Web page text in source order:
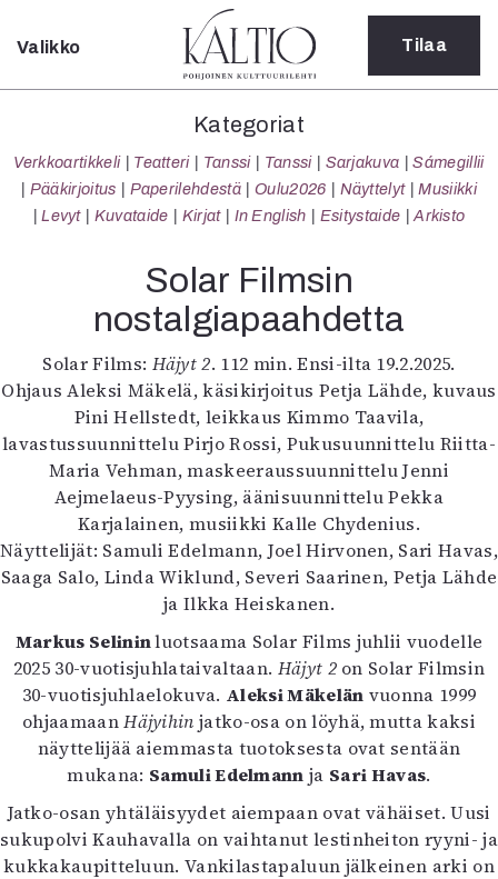
Sulje
Kategoriat
Verkkoartikkeli
Teatteri
Tanssi
Sarjakuva
Sámegillii
Pääkirjoitus
Oulu2026
Näyttelyt
Musiikki
Levyt
Kuvataide
Kirjat
In English
Esitystaide
Arkisto
Lehdet
4/2026
2–3/2026
1/2026
6/2025
5/2025 saame
5/2025
Lehtiarkisto
Valikko Tilaa
Kategoriat
Verkkoartikkeli Teatteri Tanssi Tanssi Sarjakuva
Sámegillii
Pääkirjoitus
Paperilehdestä Oulu2026 Näyttelyt
Musiikki
Levyt
Kuvataide Kirjat In English Esitystaide Arkisto
Solar Filmsin
nostalgiapaahdetta
Solar Films: Häjyt 2. 112 min. Ensi-ilta 19.2.2025.
Ohjaus Aleksi Mäkelä, käsikirjoitus Petja Lähde, kuvaus
Pini Hellstedt, leikkaus Kimmo Taavila,
lavastussuunnittelu Pirjo Rossi, Pukusuunnittelu Riitta-
Maria Vehman, maskeeraussuunnittelu Jenni
Aejmelaeus-Pyysing, äänisuunnittelu Pekka
Karjalainen, musiikki Kalle Chydenius.
Näyttelijät: Samuli Edelmann, Joel Hirvonen, Sari Havas,
Saaga Salo, Linda Wiklund, Severi Saarinen, Petja Lähde
ja Ilkka Heiskanen.
Markus Selininluotsaama Solar Films juhlii vuodelle
2025 30-vuotisjuhlataivaltaan. Häjyt 2 on Solar Filmsin
30-vuotisjuhlaelokuva. Aleksi Mäkelän vuonna 1999
ohjaamaanHäjyihin jatko-osa on löyhä, mutta kaksi
näyttelijää aiemmasta tuotoksesta ovat sentään
mukana: Samuli Edelmann ja Sari Havas.
Jatko-osan yhtäläisyydet aiempaan ovat vähäiset. Uusi
sukupolvi Kauhavalla on vaihtanut lestinheiton ryyni- ja
kukkakaupitteluun. Vankilastapaluun jälkeinen arki on